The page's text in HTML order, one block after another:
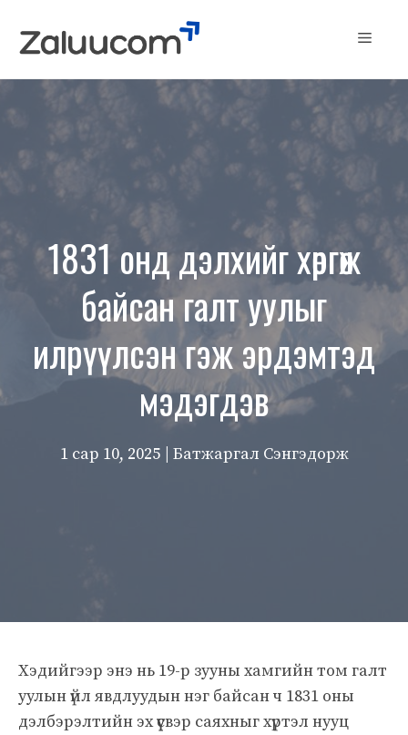
Menu
1831 онд дэлхийг хөргөж
байсан галт уулыг
илрүүлсэн гэж эрдэмтэд
мэдэгдэв
1 сар 10, 2025 | Батжаргал Сэнгэдорж
Хэдийгээр энэ нь 19-р зууны хамгийн том галт
уулын үйл явдлуудын нэг байсан ч 1831 оны
дэлбэрэлтийн эх үүсвэр саяхныг хүртэл нууц